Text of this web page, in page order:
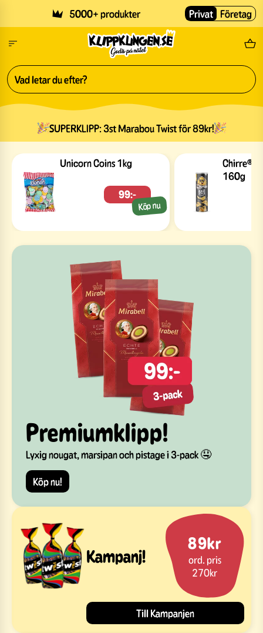
5000+ produkter Fri
Privat Företag
SUPERKLIPP: 3st Marabou Twist för 89kr!
Godis online till bra pris – snacks, läsk &
Unicorn Coins 1kg
99:-
Köp nu
Chirre®
160g
Premiumklipp!
Lyxig nougat, marsipan och pistage i 3-pack 🤤
Köp nu!
Kampanj!
Till Kampanjen
89kr
ord. pris
270kr